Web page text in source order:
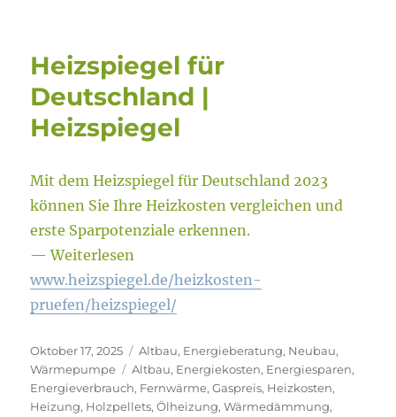
Heizspiegel für
Deutschland |
Heizspiegel
Mit dem Heizspiegel für Deutschland 2023
können Sie Ihre Heizkosten vergleichen und
erste Sparpotenziale erkennen.
— Weiterlesen
www.heizspiegel.de/heizkosten-
pruefen/heizspiegel/
Veröffentlicht
am
Oktober 17, 2025 Kategorien
Altbau, Energieberatung, Neubau,
Wärmepumpe
Schlagwörter
Altbau, Energiekosten, Energiesparen,
Energieverbrauch, Fernwärme,Gaspreis, Heizkosten,
Heizung, Holzpellets,Ölheizung,Wärmedämmung,